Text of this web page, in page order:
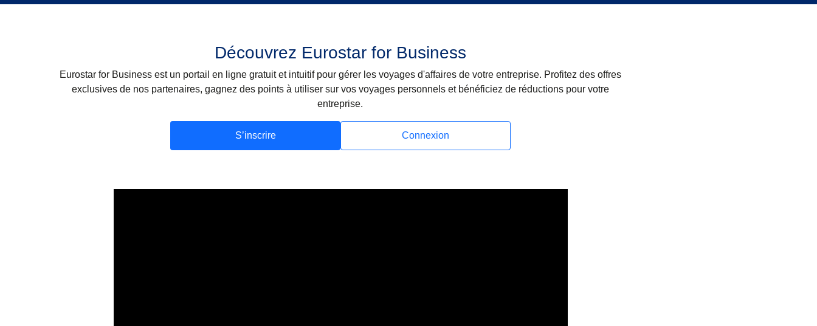
Découvrez Eurostar for Business
Eurostar for Business est un portail en ligne gratuit et intuitif pour gérer les voyages d'affaires de votre entreprise. Profitez des offres
exclusives de nos partenaires, gagnez des points à utiliser sur vos voyages personnels et bénéficiez de réductions pour votre
entreprise.
S’inscrire Connexion